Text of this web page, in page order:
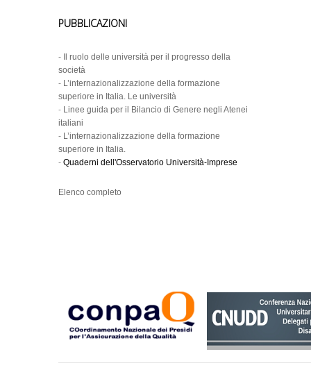
PUBBLICAZIONI
-
Il ruolo delle università per il progresso della
società
- L’internazionalizzazione della formazione
superiore in Italia. Le università
- Linee guida per il Bilancio di Genere negli Atenei
italiani
- L’internazionalizzazione della formazione
superiore in Italia.
- Quaderni dell'Osservatorio Università-Imprese
Elenco completo